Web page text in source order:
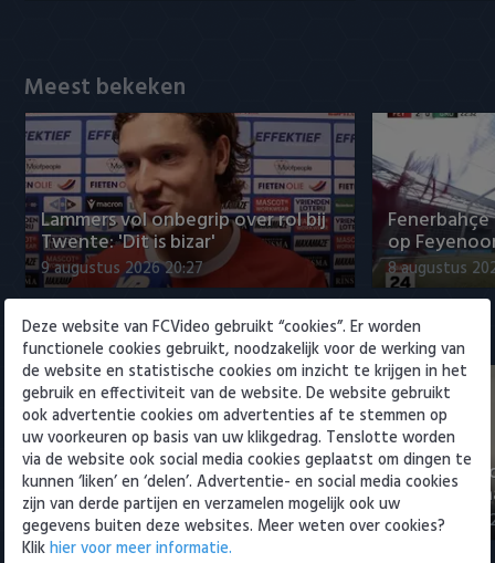
VVV Venlo
Willem II
Meest bekeken
Lammers vol onbegrip over rol bij
Twente: 'Dit is bizar'
9 augustus 2026 20:27
op
8 augustus
Eredivisie
"Julian Brandt over fitheid, Godts
en Ter Stegen"
9 augustus 2026 22:57
"Weet niet
9 augustus
Deze website van FCVideo gebruikt “cookies”. Er worden
functionele cookies gebruikt, noodzakelijk voor de werking van
de website en statistische cookies om inzicht te krijgen in het
gebruik en effectiviteit van de website. De website gebruikt
ook advertentie cookies om advertenties af te stemmen op
uw voorkeuren op basis van uw klikgedrag. Tenslotte worden
via de website ook social media cookies geplaatst om dingen te
kunnen ‘liken’ en ‘delen’. Advertentie- en social media cookies
zijn van derde partijen en verzamelen mogelijk ook uw
gegevens buiten deze websites. Meer weten over cookies?
Klikhier voor meer informatie.